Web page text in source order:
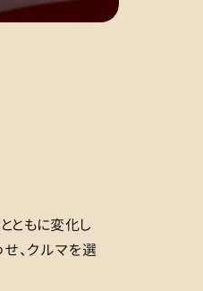
ともに変化し
、クルマを選